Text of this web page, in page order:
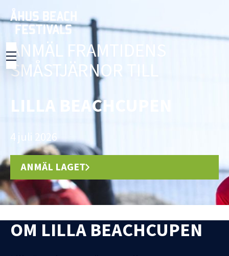
ANMÄL FRAMTIDENS
SMÅSTJÄRNOR TILL
LILLA BEACHCUPEN
4 juli 2026
ANMÄL LAGET
OM LILLA BEACHCUPEN